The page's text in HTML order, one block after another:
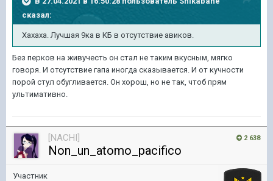
сказал:
Хахаха. Лучшая 9ка в КБ в отсутствие авиков.
Без перков на живучесть он стал не таким вкусным, мягко
говоря. И отсутствие гапа иногда сказывается. И от кучности
порой стул обугливается. Он хорош, но не так, чтоб прям
ультимативно.
2 638
[NACHI]
Non_un_atomo_pacifico
Участник